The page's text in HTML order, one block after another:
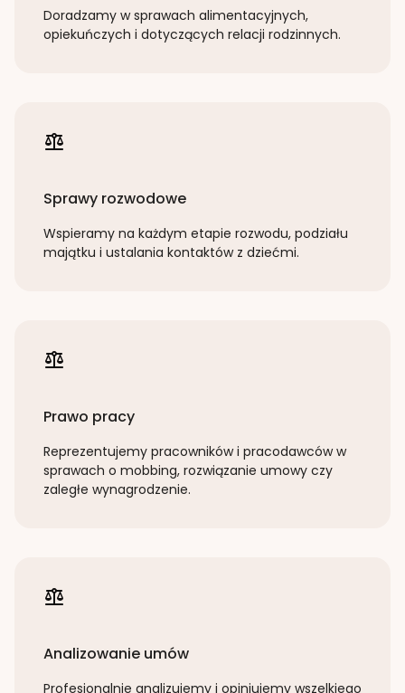
Doradzamy w sprawach alimentacyjnych,
opiekuńczych i dotyczących relacji rodzinnych.
Sprawy rozwodowe
Wspieramy na każdym etapie rozwodu, podziału
majątku i ustalania kontaktów z dziećmi.
Prawo pracy
Reprezentujemy pracowników i pracodawców w
sprawach o mobbing, rozwiązanie umowy czy
zaległe wynagrodzenie.
Analizowanie umów
Profesjonalnie analizujemy i opiniujemy wszelkiego